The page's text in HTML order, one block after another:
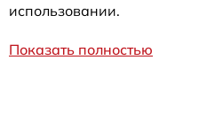
использовании.
Показать полностью